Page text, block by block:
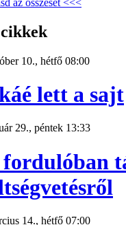
10., hétfő 08:00
lett a sajt
29., péntek 13:33
fordulóban
14., hétfő 07:00